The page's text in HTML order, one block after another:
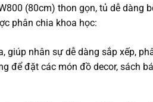
(80cm) thon gọn, tủ dễ dàng
phân chia khoa học:
giúp nhân sự dễ dàng sắp xếp,
để đặt các món đồ decor, sách